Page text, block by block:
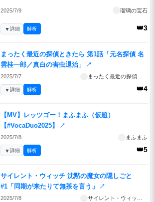
2025/7/9 瑠璃の宝石
👑3
▼詳細 解析
まったく最近の探偵ときたら 第1話「元名探偵 名
雲桂一郎／真白の害虫退治」
↗
2025/7/7 まったく最近の探偵ときたら
👑4
▼詳細 解析
【MV】レッツゴー！まふまふ（仮題）
【#VocaDuo2025】
↗
2025/7/8 まふまふ
👑5
▼詳細 解析
サイレント・ウィッチ 沈黙の魔女の隠しごと
#1「同期が来たりて無茶を言う」
↗
2025/7/8